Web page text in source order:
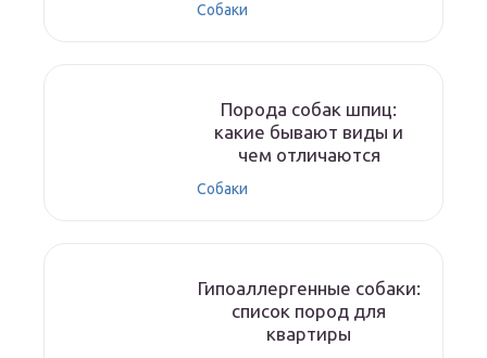
Собаки
Порода собак шпиц:
какие бывают виды и
чем отличаются
Собаки
Гипоаллергенные собаки:
список пород для
квартиры